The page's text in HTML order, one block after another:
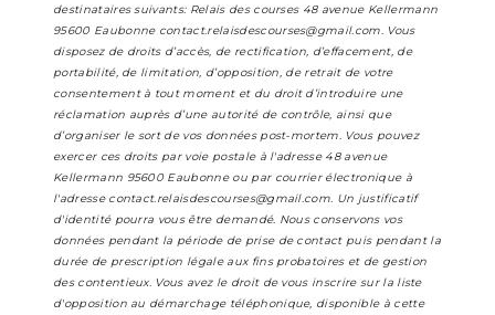
destinataires suivants: Relais des courses 48 avenue Kellermann
95600 Eaubonne contact.relaisdescourses@gmail.com. Vous
disposez de droits d’accès, de rectification, d’effacement, de
portabilité, de limitation, d’opposition, de retrait de votre
consentement à tout moment et du droit d’introduire une
réclamation auprès d’une autorité de contrôle, ainsi que
d’organiser le sort de vos données post-mortem. Vous pouvez
exercer ces droits par voie postale à l'adresse 48 avenue
Kellermann 95600 Eaubonne ou par courrier électronique à
l'adresse contact.relaisdescourses@gmail.com. Un justificatif
d'identité pourra vous être demandé. Nous conservons vos
données pendant la période de prise de contact puis pendant la
durée de prescription légale aux fins probatoires et de gestion
des contentieux. Vous avez le droit de vous inscrire sur la liste
d'opposition au démarchage téléphonique, disponible à cette